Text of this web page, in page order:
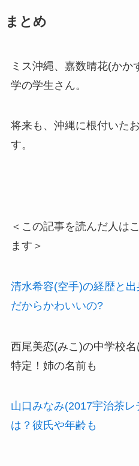
まとめ
ミス沖縄、嘉数晴花(かか
学の学生さん。
将来も、沖縄に根付いた
す。
＜この記事を読んだ人は
ます＞
清水希容(空手)の経歴と
だからかわいいの?
西尾美恋(みこ)の中学校
特定！姉の名前も
山口みなみ(2017宇治茶
は？彼氏や年齢も